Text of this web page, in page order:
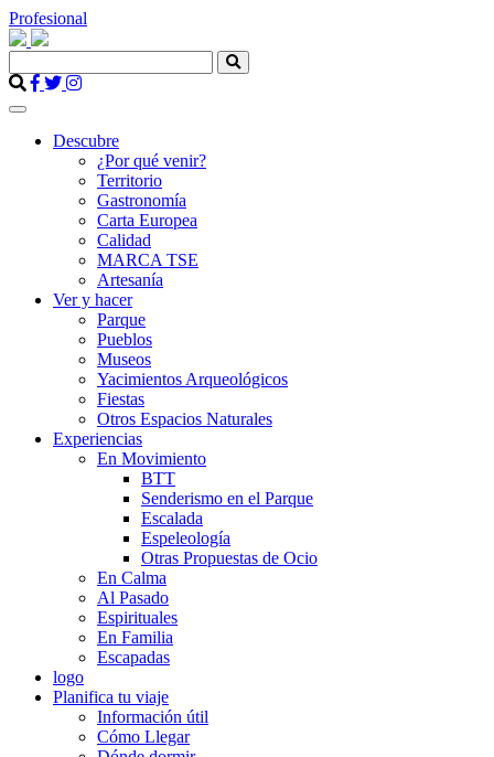
Profesional
Descubre
¿Por qué venir?
Territorio
Gastronomía
Carta Europea
Calidad
MARCA TSE
Artesanía
Ver y hacer
Parque
Pueblos
Museos
Yacimientos Arqueológicos
Fiestas
Otros Espacios Naturales
Experiencias
En Movimiento
BTT
Senderismo en el Parque
Escalada
Espeleología
Otras Propuestas de Ocio
En Calma
Al Pasado
Espirituales
En Familia
Escapadas
logo
Planifica tu viaje
Información útil
Cómo Llegar